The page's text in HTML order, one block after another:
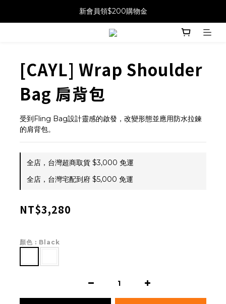
新會員領$200購物金
[CAYL] Wrap Shoulder
Bag 肩背包
受到Fling Bag設計靈感的啟發，改變形態並應用防水拉鍊
的肩背包。
全店，台灣超商取貨 $3,000 免運
全店，台灣宅配到府 $5,000 免運
NT$3,280
顏色 : Black